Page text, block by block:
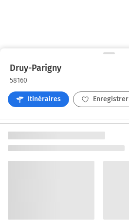
Druy-Parigny
58160
Itinéraires Enregistrer